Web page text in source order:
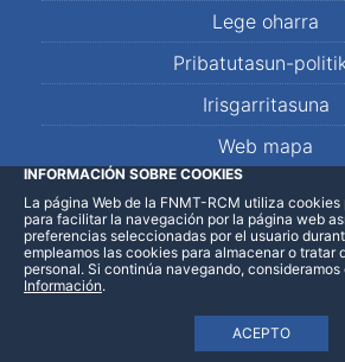
Lege oharra
Pribatutasun-
Irisgarritasuna
Web mapa
LinkedInFacebookWhatsApp
INFORMACIÓN SOBRE COOKIES
La página Web de la FNMT-RCM utiliza
para facilitar la navegación por la página web
preferencias seleccionadas por el usuario
empleamos las cookies para almacenar o tratar
personal. Si continúa navegando,
ACEPTO
Información.